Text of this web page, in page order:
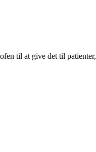
til at give det til